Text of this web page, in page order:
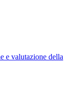
e valutazione della